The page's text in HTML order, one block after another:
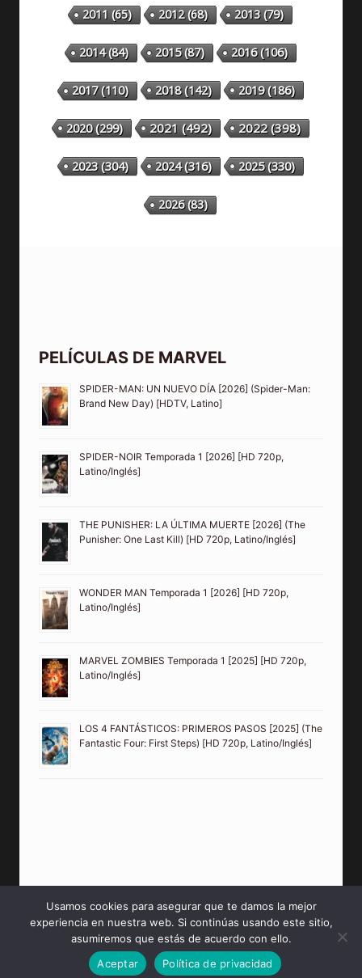
2011 (65) 2012(68) 2013(79)
2014(84) 2015(87) 2016(106)
2017(110) 2018(142) 2019(186)
2020(299) 2021(492) 2022(398)
2023(304) 2024(316) 2025(330)
2026(83)
PELÍCULAS DE MARVEL
SPIDER-MAN: UN NUEVO DÍA [2026] (Spider-Man:
Brand New Day) [HDTV, Latino]
SPIDER-NOIR Temporada 1 [2026] [HD 720p,
Latino/Inglés]
THE PUNISHER: LA ÚLTIMA MUERTE [2026] (The
Punisher: One Last Kill) [HD 720p, Latino/Inglés]
WONDER MAN Temporada 1 [2026] [HD 720p,
Latino/Inglés]
MARVEL ZOMBIES Temporada 1 [2025] [HD 720p,
Latino/Inglés]
LOS 4 FANTÁSTICOS: PRIMEROS PASOS [2025] (The
Fantastic Four: First Steps) [HD 720p, Latino/Inglés]
© 2026 PeliculasMP4HD Sitio creado para tí.
Usamos cookies para asegurar que te damos la mejor
experiencia en nuestra web. Si continúas usando este sitio,
asumiremos que estás de acuerdo con ello.
Aceptar
Política de privacidad